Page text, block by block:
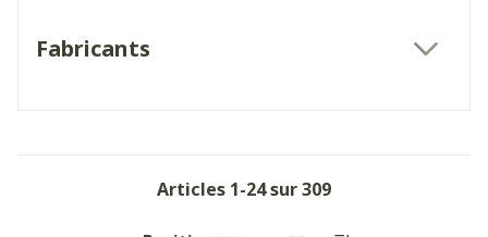
Fabricants
Articles 1-24sur309